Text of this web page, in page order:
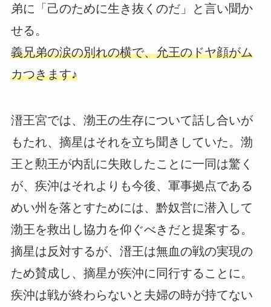
弟に「己のために生き抜くのだ」と言い聞か
せる。
義兄弟の涙の別れの横で、允王のドヤ顔がム
カつきます♪
溍王宮では、渤王の生存について話し合いが
もたれ、摘星はそれを立ち聞きしていた。渤
王と勲王が内乱に失敗したことに一同は驚く
が、疾沖はそれよりも今後、軍事拠点である
めい州を落とすためには、黔奴営に潜入して
渤王を救出し協力を仰ぐべきだと提案する。
摘星は反対するが、溍王は無血の戦の実現の
ため賛成し、摘星が疾沖に同行することに。
疾沖は戦が終わらないと夫婦の時が持てない